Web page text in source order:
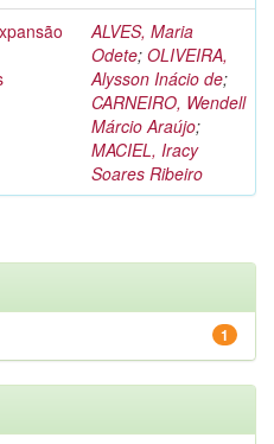
ALVES, Maria
Odete; OLIVEIRA,
Alysson Inácio de;
CARNEIRO, Wendell
Márcio Araújo;
MACIEL, Iracy
Soares Ribeiro
1